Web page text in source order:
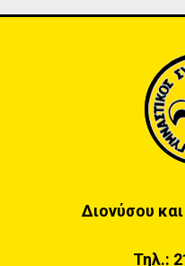
Διονύσου
Τηλ.: